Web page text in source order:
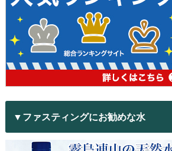
▼ファスティングにお勧めな水